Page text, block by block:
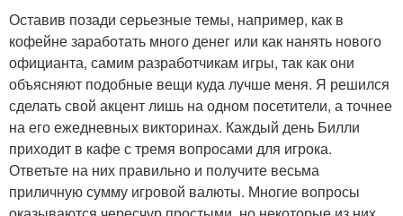
Оставив позади серьезные темы, например, как в
кофейне заработать много денег или как нанять нового
официанта, самим разработчикам игры, так как они
объясняют подобные вещи куда лучше меня. Я решился
сделать свой акцент лишь на одном посетители, а точнее
на его ежедневных викторинах. Каждый день Билли
приходит в кафе с тремя вопросами для игрока.
Ответьте на них правильно и получите весьма
приличную сумму игровой валюты. Многие вопросы